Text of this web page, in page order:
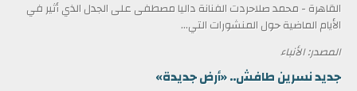
القاهرة - محمد صلاحردت الفنانة داليا مصطفى على الجدل الذي أثير في
الأيام الماضية حول المنشورات التي...
المصدر: الأنباء
جديد نسرين طافش.. «أرض جديدة»